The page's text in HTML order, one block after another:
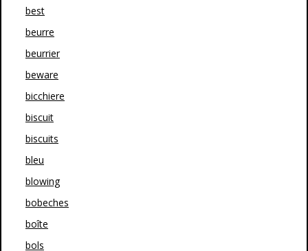
best
beurre
beurrier
beware
bicchiere
biscuit
biscuits
bleu
blowing
bobeches
boîte
bols